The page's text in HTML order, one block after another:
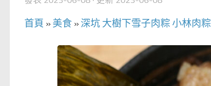
首頁 » 美食 » 深坑 大樹下雪子肉粽 小林肉粽